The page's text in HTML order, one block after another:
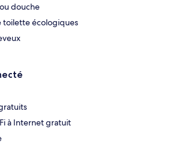
douche
toilette écologiques
à Internet gratuit